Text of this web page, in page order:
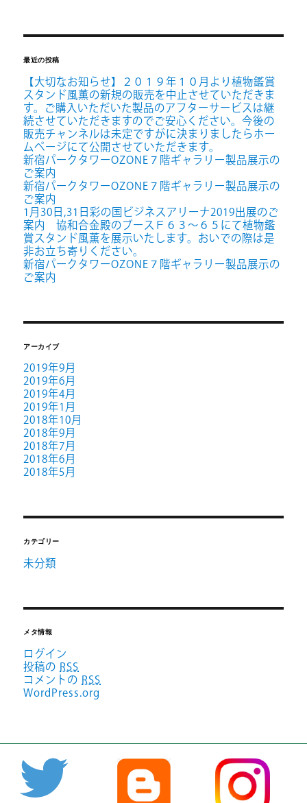
最近の投稿
【大切なお知らせ】２０１９年１０月より植物鑑賞
スタンド風薫の新規の販売を中止させていただきま
す。ご購入いただいた製品のアフターサービスは継
続させていただきますのでご安心ください。今後の
販売チャンネルは未定ですがに決まりましたらホー
ムページにて公開させていただきます。
新宿パークタワーOZONE７階ギャラリー製品展示の
ご案内
新宿パークタワーOZONE７階ギャラリー製品展示の
ご案内
1月30日,31日彩の国ビジネスアリーナ2019出展のご
案内 協和合金殿のブースＦ６３～６５にて植物鑑
賞スタンド風薫を展示いたします。おいでの際は是
非お立ち寄りください。
新宿パークタワーOZONE７階ギャラリー製品展示の
ご案内
アーカイブ
2019年9月
2019年6月
2019年4月
2019年1月
2018年10月
2018年9月
2018年7月
2018年6月
2018年5月
カテゴリー
未分類
メタ情報
ログイン
投稿の RSS
コメントの RSS
WordPress.org